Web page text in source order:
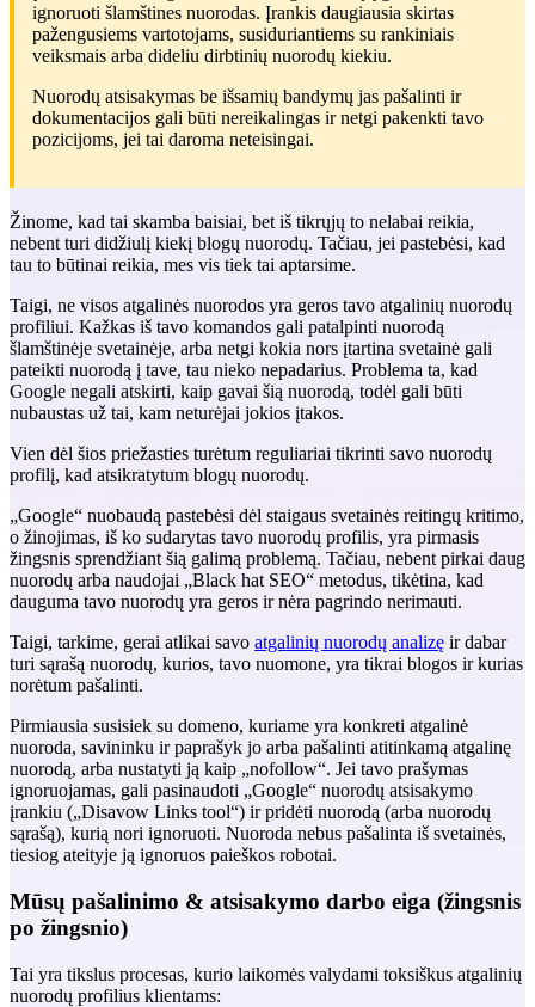
ignoruoti šlamštines nuorodas. Įrankis daugiausia skirtas
pažengusiems vartotojams, susiduriantiems su rankiniais
veiksmais arba dideliu dirbtinių nuorodų kiekiu.
Nuorodų atsisakymas be išsamių bandymų jas pašalinti ir
dokumentacijos gali būti nereikalingas ir netgi pakenkti tavo
pozicijoms, jei tai daroma neteisingai.
Žinome, kad tai skamba baisiai, bet iš tikrųjų to nelabai reikia,
nebent turi didžiulį kiekį blogų nuorodų. Tačiau, jei pastebėsi, kad
tau to būtinai reikia, mes vis tiek tai aptarsime.
Taigi, ne visos atgalinės nuorodos yra geros tavo atgalinių nuorodų
profiliui. Kažkas iš tavo komandos gali patalpinti nuorodą
šlamštinėje svetainėje, arba netgi kokia nors įtartina svetainė gali
pateikti nuorodą į tave, tau nieko nepadarius. Problema ta, kad
Google negali atskirti, kaip gavai šią nuorodą, todėl gali būti
nubaustas už tai, kam neturėjai jokios įtakos.
Vien dėl šios priežasties turėtum reguliariai tikrinti savo nuorodų
profilį, kad atsikratytum blogų nuorodų.
„Google“ nuobaudą pastebėsi dėl staigaus svetainės reitingų kritimo,
o žinojimas, iš ko sudarytas tavo nuorodų profilis, yra pirmasis
žingsnis sprendžiant šią galimą problemą. Tačiau, nebent pirkai daug
nuorodų arba naudojai „Black hat SEO“ metodus, tikėtina, kad
dauguma tavo nuorodų yra geros ir nėra pagrindo nerimauti.
Taigi, tarkime, gerai atlikai savo atgalinių nuorodų analizę ir dabar
turi sąrašą nuorodų, kurios, tavo nuomone, yra tikrai blogos ir kurias
norėtum pašalinti.
Pirmiausia susisiek su domeno, kuriame yra konkreti atgalinė
nuoroda, savininku ir paprašyk jo arba pašalinti atitinkamą atgalinę
nuorodą, arba nustatyti ją kaip „nofollow“. Jei tavo prašymas
ignoruojamas, gali pasinaudoti „Google“ nuorodų atsisakymo
įrankiu („Disavow Links tool“) ir pridėti nuorodą (arba nuorodų
sąrašą), kurią nori ignoruoti. Nuoroda nebus pašalinta iš svetainės,
tiesiog ateityje ją ignoruos paieškos robotai.
Mūsų pašalinimo & atsisakymo darbo eiga (žingsnis
po žingsnio)
Tai yra tikslus procesas, kurio laikomės valydami toksiškus atgalinių
nuorodų profilius klientams: